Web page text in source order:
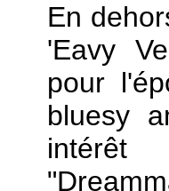
En
'Eavy
pour
bluesy
intérêt